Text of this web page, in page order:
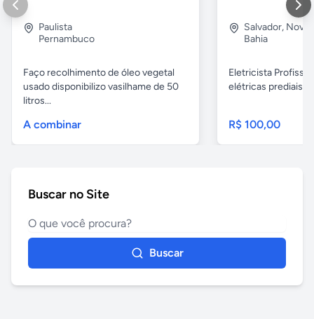
Paulista
Pernambuco
Faço recolhimento de óleo vegetal
usado disponibilizo vasilhame de 50
litros...
A combinar
Salvador, Nova
Bahia
Eletricista
elétricas prediais e
R$ 100,00
Buscar no Site
Buscar